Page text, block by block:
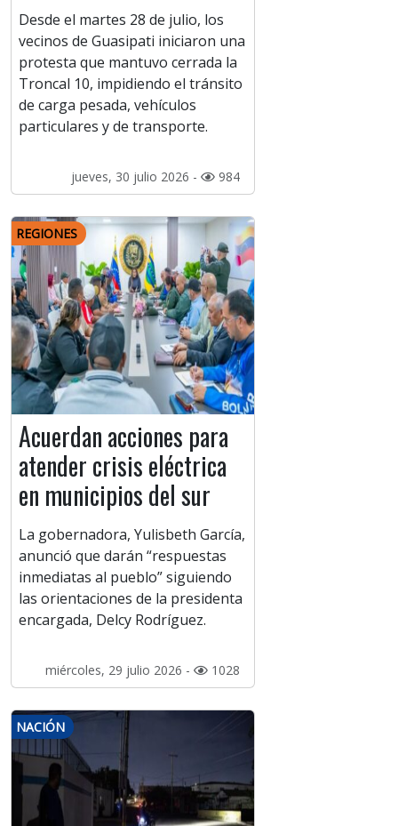
Desde el martes 28 de julio, los
vecinos de Guasipati iniciaron una
protesta que mantuvo cerrada la
Troncal 10, impidiendo el tránsito
de carga pesada, vehículos
particulares y de transporte.
jueves, 30 julio 2026 - 984
REGIONES
Acuerdan acciones para
atender crisis eléctrica
en municipios del sur
La gobernadora, Yulisbeth García,
anunció que darán “respuestas
inmediatas al pueblo” siguiendo
las orientaciones de la presidenta
encargada, Delcy Rodríguez.
miércoles, 29 julio 2026 - 1028
NACIÓN